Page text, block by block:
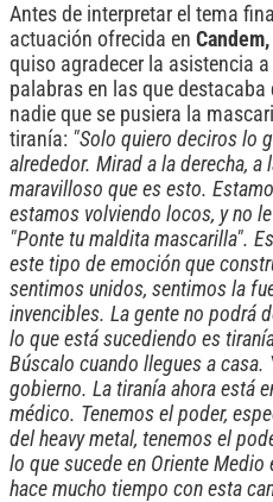
Antes de interpretar el tema
actuación ofrecida en
quiso agradecer la asistencia
palabras en las que
nadie que se pusiera la
tiranía: "Solo quiero deciros lo
alrededor. Mirad a la derecha, a
maravilloso que es esto.
estamos volviendo locos, y no
"Ponte tu maldita mascarilla".
este tipo de emoción que
sentimos unidos, sentimos la
invencibles. La gente no podrá
lo que está sucediendo es
Búscalo cuando llegues a
gobierno. La tiranía ahora está
médico. Tenemos el poder,
del heavy metal, tenemos el
lo que sucede en Oriente
hace mucho tiempo con esta